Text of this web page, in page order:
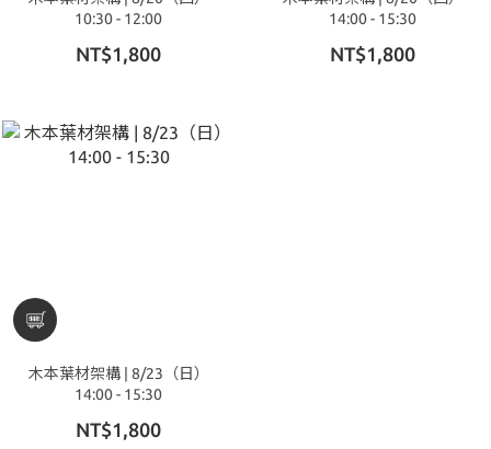
10:30 - 12:00
NT$1,800
14:00 - 15:30
NT$1,800
木本葉材架構 | 8/23（日）
14:00 - 15:30
NT$1,800